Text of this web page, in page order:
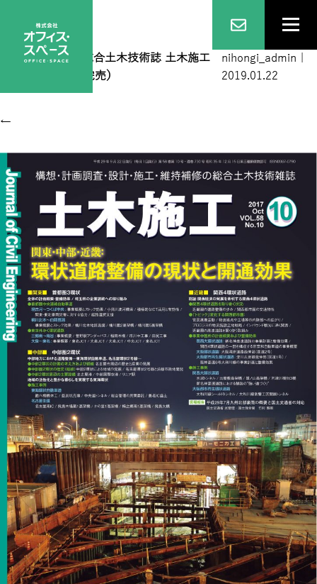
201710表1| ←
総合土木技術誌 土木施工
2017年10月号（完売）
nihongi_admin
2019.01.22
←